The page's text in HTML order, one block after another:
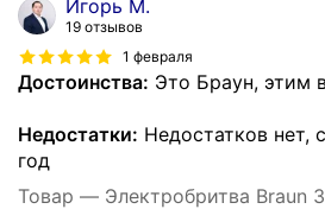
Игорь М.
19 отзывов
1 февраля
Достоинства: Это Браун, этим
Недостатки: Недостатков нет,
год
Товар — Электробритва Braun